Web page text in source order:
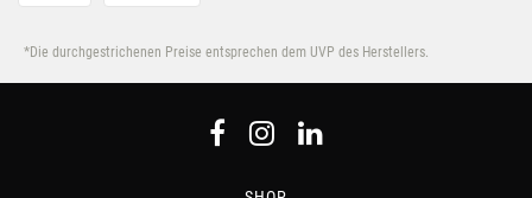
*Die durchgestrichenen Preise entsprechen dem UVP des Herstellers.